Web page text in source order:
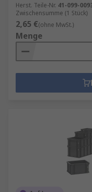
Herst. Teile-Nr. 41-099-
Zwischensumme (1 Stück)
2,65 €(ohne MwSt.)
Menge